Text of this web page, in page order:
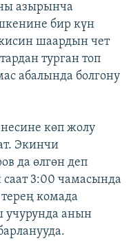
азырынча
бир күн
шаардын чет
турган топ
абалында болгону
көп жолу
Экинчи
да өлгөн деп
саат 3:00 чамасында
комада
анын